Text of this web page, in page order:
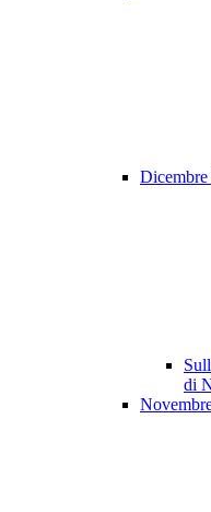
di